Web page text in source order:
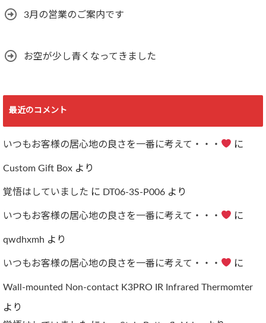
3月の営業のご案内です
お空が少し青くなってきました
最近のコメント
いつもお客様の居心地の良さを一番に考えて・・・ に
Custom Gift Box より
覚悟はしていました に DT06-3S-P006 より
いつもお客様の居心地の良さを一番に考えて・・・ に
qwdhxmh より
いつもお客様の居心地の良さを一番に考えて・・・ に
Wall-mounted Non-contact K3PRO IR Infrared Thermomter
より